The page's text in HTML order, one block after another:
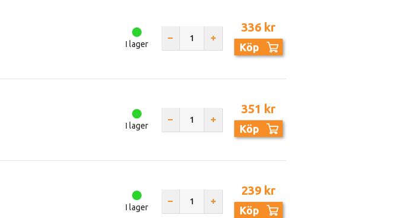
I lager
336 kr
Köp
I lager
351 kr
Köp
I lager
239 kr
Köp